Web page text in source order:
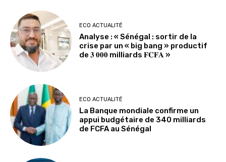
ECO ACTUALITÉ
Analyse : « Sénégal : sortir de la
crise par un « big bang » productif
de 𝟑 𝟎𝟎𝟎 milliards 𝐅𝐂𝐅𝐀 »
ECO ACTUALITÉ
La Banque mondiale confirme un
appui budgétaire de 340 milliards
de FCFA au Sénégal